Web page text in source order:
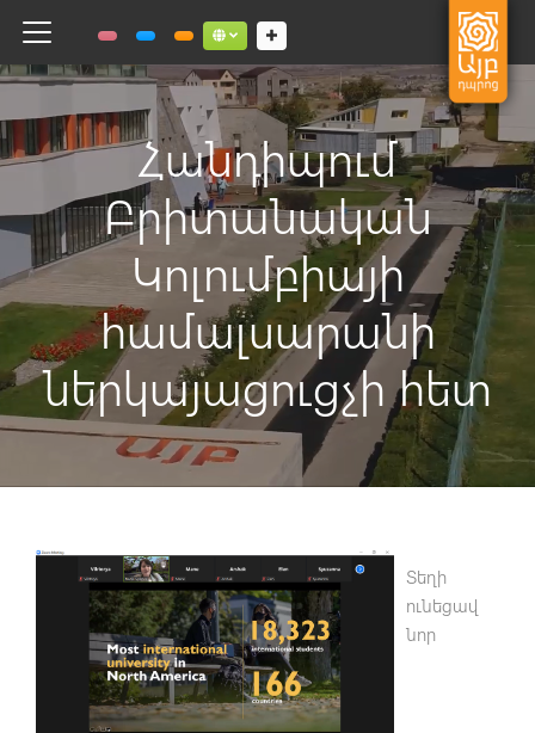
Toggle navigation Social links dropdown button
Հանդիպում
Բրիտանական
Կոլումբիայի
համալսարանի
ներկայացուցչի հետ
Տեղի
ունեցավ
նոր